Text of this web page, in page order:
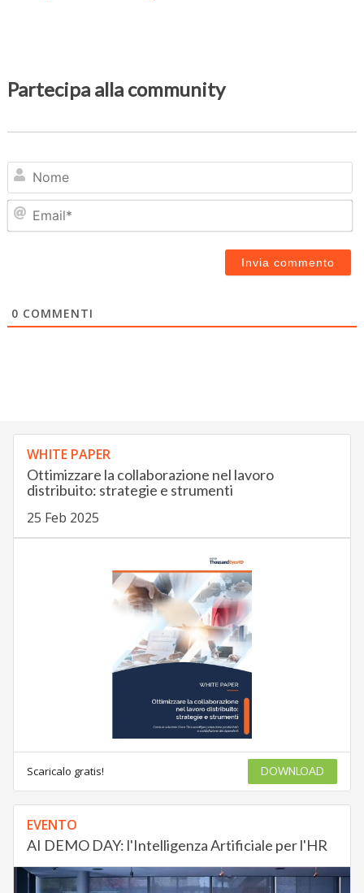
Partecipa alla community
0 COMMENTI
WHITE PAPER
Ottimizzare la collaborazione nel lavoro
distribuito: strategie e strumenti
25 Feb 2025
Scaricalo gratis! DOWNLOAD
EVENTO
AI DEMO DAY: l'Intelligenza Artificiale per l'HR